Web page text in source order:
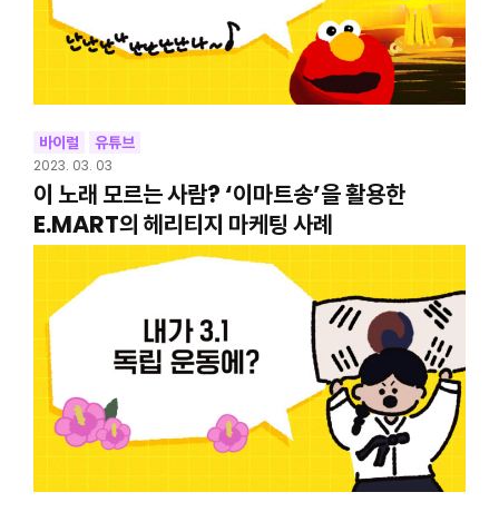
바이럴 유튜브
2023. 03. 03
이 노래 모르는 사람? ‘이마트송’을 활용한
E.MART의 헤리티지 마케팅 사례